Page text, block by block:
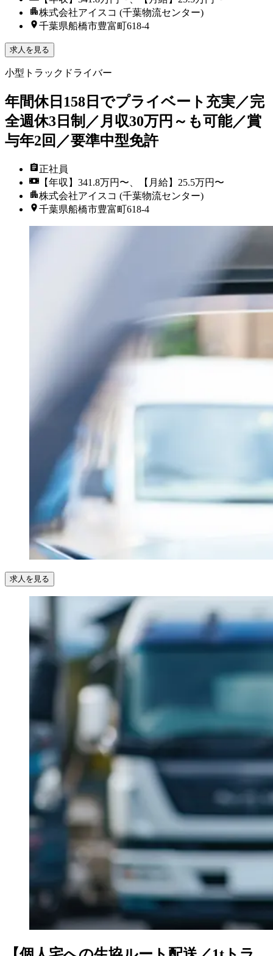
株式会社アイスコ (千葉物流センター)
千葉県船橋市豊富町618-4
求人を見る
小型トラックドライバー
年間休日158日でプライベート充実／完
全週休3日制／月収30万円～も可能／賞
与年2回／要準中型免許
正社員
【年収】341.8万円〜、【月給】25.5万円〜
株式会社アイスコ (千葉物流センター)
千葉県船橋市豊富町618-4
求人を見る